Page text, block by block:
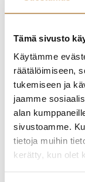
Tämä sivusto
Käytämme
räätälöimiseen,
tukemiseen ja
jaamme
alan
sivustoamme.
tietoja muihin
kerätty, kun olet
Suurimpaan
PIN-koodeilla.
tarpeettomat
tarpeettomana
kulkulätkä tai
palauttamaan
Jos avaimestasi